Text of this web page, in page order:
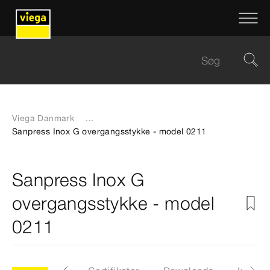
Viega Danmark
...
Sanpress Inox G overgangsstykke - model 0211
Sanpress Inox G
overgangsstykke - model
0211